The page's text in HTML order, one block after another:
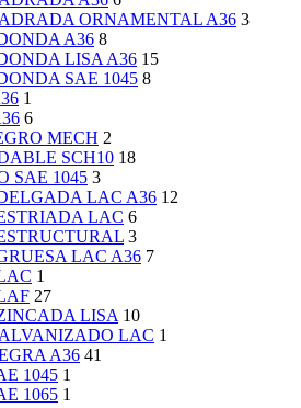
ORNAMENTAL A36 3
A36 8
LISA A36 15
SAE 1045 8
1
6
MECH 2
SCH10 18
SAE 1045 3
LAC A36 12
LAC 6
3
LAC A36 7
1
27
LISA 10
LAC 1
A36 41
1045 1
1065 1